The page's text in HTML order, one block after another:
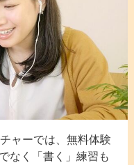
ャーでは、無料体験
なく「書く」練習も